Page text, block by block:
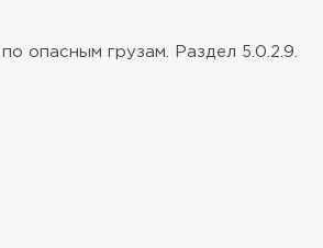
опасным грузам. Раздел 5.0.2.9.